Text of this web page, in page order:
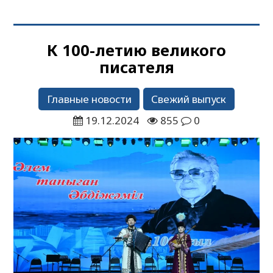
К 100-летию великого
писателя
Главные новости
Свежий выпуск
19.12.2024
855 0